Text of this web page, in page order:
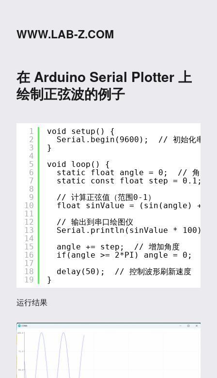
WWW.LAB-Z.COM
在 Arduino Serial Plotter 上
绘制正弦波的例子
1
2
3
4
5
6
7
8
9
10
11
12
13
14
15
16
17
18
19
void setup() {
Serial.begin(9600);  // 初始化串口
}
void loop() {
static float angle = 0;  // 角度变
static const float step = 0.1;  //
// 计算正弦值（范围0-1）
float sinValue = (sin(angle) + 1)
// 输出到串口绘图仪
Serial.println(sinValue * 100);  //
angle += step;  // 增加角度
if(angle >= 2*PI) angle = 0;  //
delay(50);  // 控制波形刷新速度
}
运行结果